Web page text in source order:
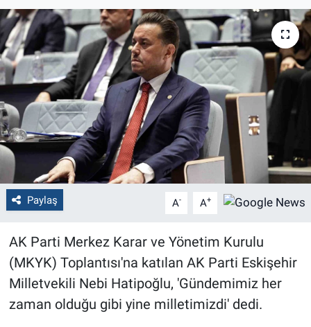
Paylaş A- A+
AK Parti Merkez Karar ve Yönetim Kurulu
(MKYK) Toplantısı'na katılan AK Parti Eskişehir
Milletvekili Nebi Hatipoğlu, 'Gündemimiz her
zaman olduğu gibi yine milletimizdi' dedi.
Bilecik
Kütahya
Gezi
Genel
Çevre
Yerel
Magazin
Bilim ve Teknoloji